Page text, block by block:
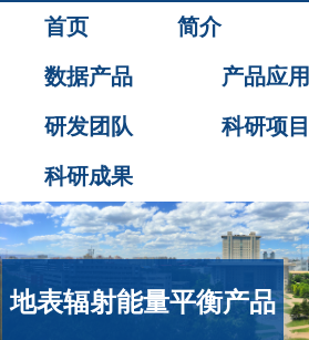
首页 简介
数据产品 产品应用
研发团队 科研项目
科研成果
地表辐射能量平衡产品